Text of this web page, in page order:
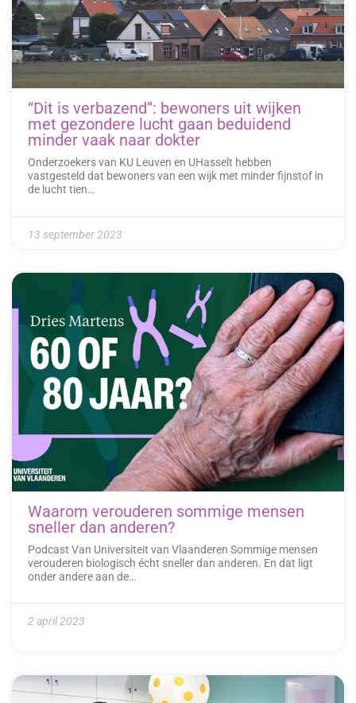
“Dit is verbazend”: bewoners uit wijken
met gezondere lucht gaan beduidend
minder vaak naar dokter
Onderzoekers van KU Leuven en UHasselt hebben
vastgesteld dat bewoners van een wijk met minder fijnstof in
de lucht tien…
13 september 2023
Waarom verouderen sommige mensen
sneller dan anderen?
Podcast Van Universiteit van Vlaanderen Sommige mensen
verouderen biologisch écht sneller dan anderen. En dat ligt
onder andere aan de…
2 april 2023